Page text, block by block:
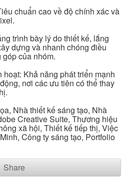
chuẩn cao về độ chính xác và
trình bày lý do thiết kế, lắng
dựng và nhanh chóng điều
của nhóm.
Khả năng phát triển mạnh
nơi các ưu tiên có thể thay
Nhà thiết kế sáng tạo, Nhà
Creative Suite, Thương hiệu
xã hội, Thiết kế tiếp thị, Việc
Công ty sáng tạo, Portfolio
Share